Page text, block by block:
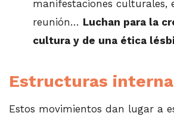
manifestaciones culturales,
reunión… Luchan para la
cultura y de una ética
Estructuras
Estos movimientos dan lugar a